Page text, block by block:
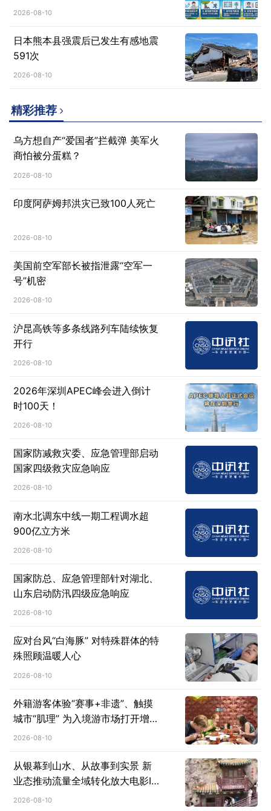
2026-08-10
日本熊本县强震后已发生有感地震
591次
2026-08-10
精彩推荐
乌方想自产“爱国者”拦截弹 美军火
商怕被分蛋糕？
2026-08-10
印度阿萨姆邦洪灾已致100人死亡
2026-08-10
美国前空军部长被指泄露“空军一
号”机密
2026-08-10
沪昆高铁等多条线路列车陆续恢复
开行
2026-08-10
2026年深圳APEC峰会进入倒计
时100天！
2026-08-10
国家防减救灾委、应急管理部启动
国家四级救灾应急响应
2026-08-10
南水北调东中线一期工程调水超
900亿立方米
2026-08-10
国家防总、应急管理部针对湖北、
山东启动防汛四级应急响应
2026-08-10
应对台风“白海豚” 对特殊群体的特
殊照顾温暖人心
2026-08-10
外籍游客体验“赛事+非遗”、触摸
城市“肌理” 为入境游市场打开增长
新空间
2026-08-10
从银幕到山水、从故事到实景 新
业态推动流量全域转化放大电影IP
溢出效应
2026-08-10